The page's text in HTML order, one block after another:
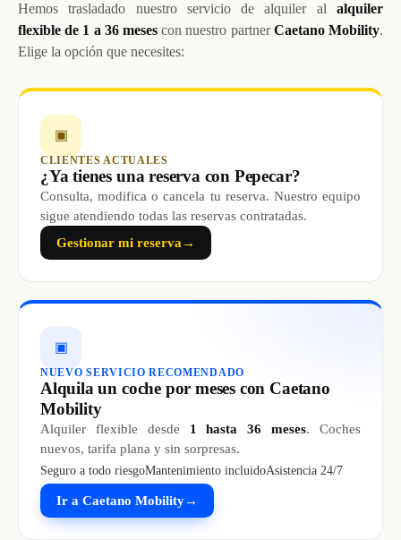
Hemos trasladado nuestro servicio de alquiler al alquiler
flexible de 1 a 36 meses con nuestro partnerCaetano Mobility.
Elige la opción que necesites:
▣
CLIENTES ACTUALES
¿Ya tienes una reserva con Pepecar?
Consulta, modifica o cancela tu reserva. Nuestro equipo
sigue atendiendo todas las reservas contratadas.
Gestionar mi reserva →
▣
NUEVO SERVICIO RECOMENDADO
Alquila un coche por meses con Caetano
Mobility
Alquiler flexible desde 1 hasta 36 meses. Coches
nuevos, tarifa plana y sin sorpresas.
Seguro a todo riesgoMantenimiento incluidoAsistencia 24/7
Ir a Caetano Mobility→